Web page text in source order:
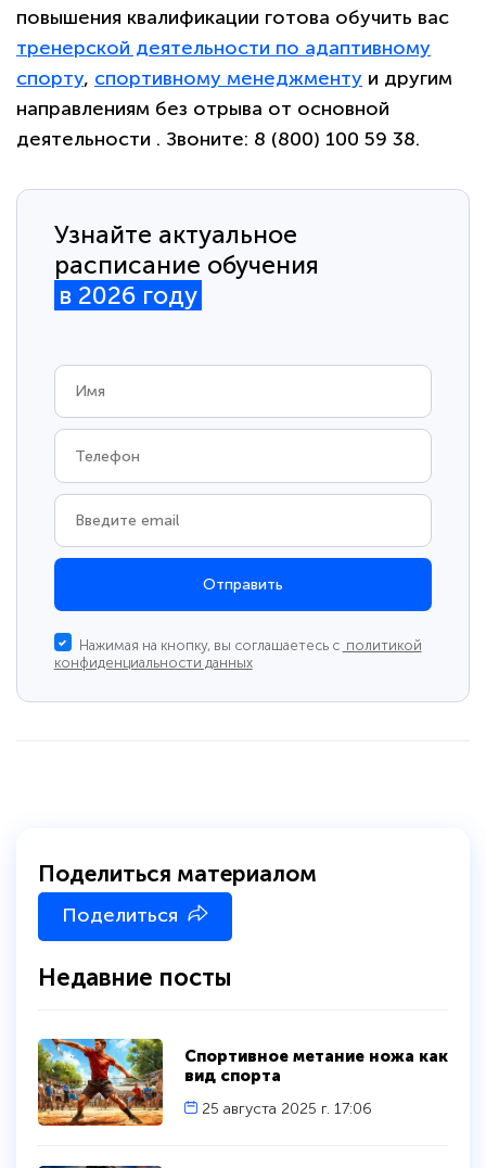
повышения квалификации готова обучить вас
тренерской деятельности по адаптивному
спорту, спортивному менеджменту и другим
направлениям без отрыва от основной
деятельности . Звоните: 8 (800) 100 59 38.
Узнайте актуальное
расписание обучения
в 2026 году
Отправить
Нажимая на кнопку, вы соглашаетесь с политикой
конфиденциальности данных
Недавние посты
Спортивное метание ножа как
вид спорта
25 августа 2025 г. 17:06
Поделиться материалом
Поделиться